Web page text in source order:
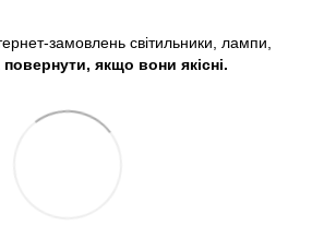
замовлень світильники, лампи,
якщо вони якісні.